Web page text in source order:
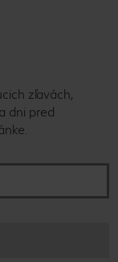
zľavách,
dni pred